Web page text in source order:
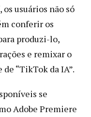
, os usuários não só
conferir os
produzi-lo,
e remixar o
“TikTok da IA”.
se
Adobe Premiere